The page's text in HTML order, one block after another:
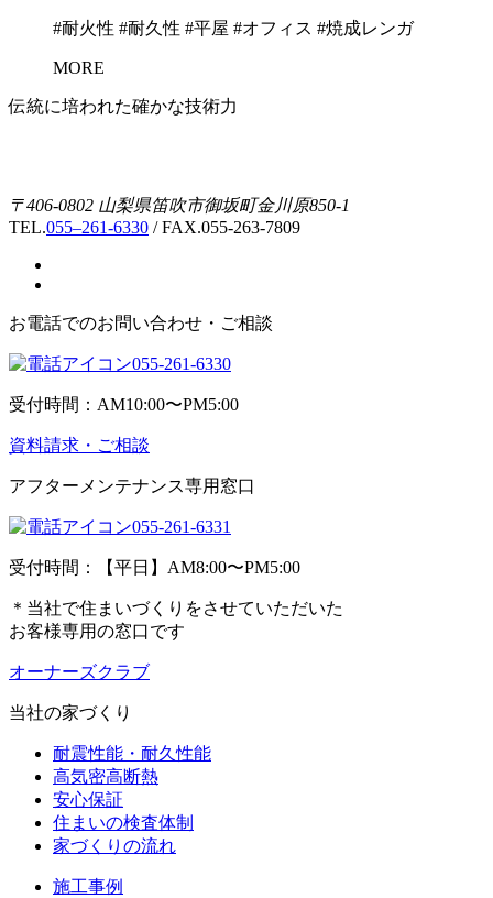
#耐火性 #耐久性 #平屋 #オフィス #焼成レンガ
MORE
伝統に培われた確かな技術力
〒406-0802 山梨県笛吹市御坂町金川原850-1
TEL.055–261-6330 / FAX.055-263-7809
お電話でのお問い合わせ・ご相談
055-261-6330
受付時間：AM10:00〜PM5:00
資料請求・ご相談
アフターメンテナンス専用窓口
055-261-6331
受付時間：【平日】AM8:00〜PM5:00
＊当社で住まいづくりをさせていただいた
お客様専用の窓口です
オーナーズクラブ
当社の家づくり
耐震性能・耐久性能
高気密高断熱
安心保証
住まいの検査体制
家づくりの流れ
施工事例